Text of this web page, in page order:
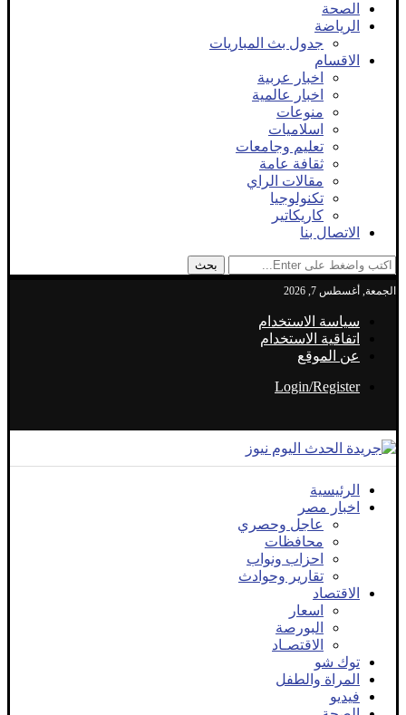
الصحة
الرياضة
جدول بث المباريات
الاقسام
اخبار عربية
اخبار عالمية
منوعات
اسلاميات
تعليم وجامعات
ثقافة عامة
مقالات الراي
تكنولوجيا
كاريكاتير
الاتصال بنا
بحث
الجمعة, أغسطس 7, 2026
سياسة الاستخدام
اتفاقية الاستخدام
عن الموقع
Login/Register
الرئيسية
اخبار مصر
عاجل وحصري
محافظات
احزاب ونواب
تقارير وحوادث
الاقتصاد
اسعار
البورصة
الاقتصـاد
توك شو
المراة والطفل
فيديو